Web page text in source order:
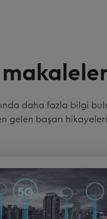
daha fazla bilgi
gelen başarı